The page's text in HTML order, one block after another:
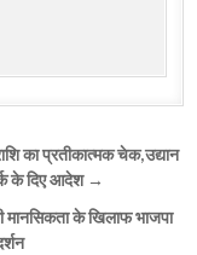
का प्रतीकात्मक चेक,उद्यान
के दिए आदेश →
मानसिकता के खिलाफ भाजपा